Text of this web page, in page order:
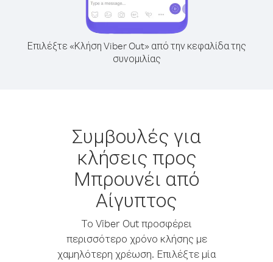
Επιλέξτε «Κλήση Viber Out» από την κεφαλίδα της
συνομιλίας
Συμβουλές για
κλήσεις προς
Μπρουνέι από
Αίγυπτος
Το Viber Out προσφέρει
περισσότερο χρόνο κλήσης με
χαμηλότερη χρέωση. Επιλέξτε μία